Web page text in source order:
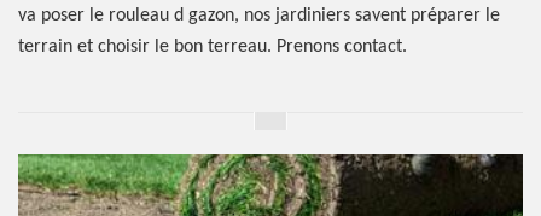
va poser le rouleau d gazon, nos jardiniers savent préparer le
terrain et choisir le bon terreau. Prenons contact.